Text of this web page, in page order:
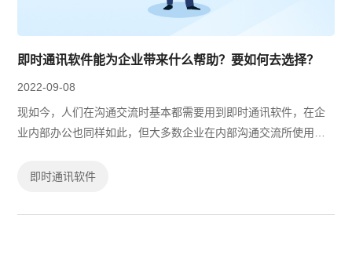
即时通讯软件能为企业带来什么帮助？要如何去选择？
2022-09-08
现如今，人们在沟通交流时基本都需要用到即时通讯软件，在企
业内部办公也同样如此，但大多数企业在内部沟通交流所使用的
部沟通更加便捷，但并不能为企业带...
即时通讯软件